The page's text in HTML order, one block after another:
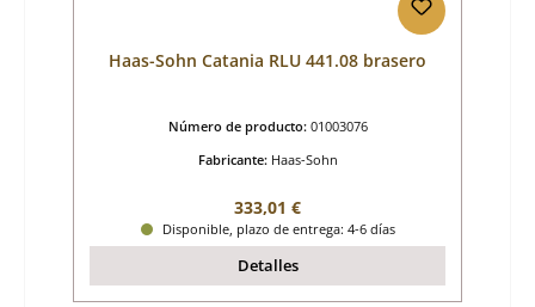
Haas-Sohn Catania RLU 441.08 brasero
Número de producto: 01003076
Fabricante: Haas-Sohn
Precio normal:
333,01 €
Disponible, plazo de entrega: 4-6 días
Detalles